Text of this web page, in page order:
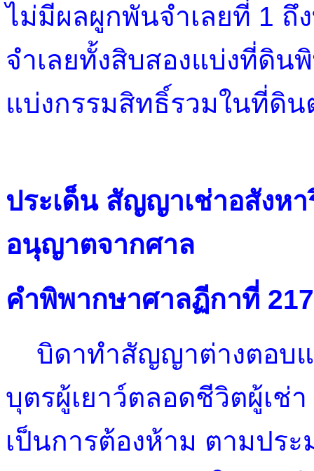
ไม่มีผลผูกพันจำเลยที่ 1 ถึ
จำเลยทั้งสิบสองแบ่งที่ดิน
แบ่งกรรมสิทธิ์รวมในที่ดิ
ประเด็น สัญญาเช่าอสังห
อนุญาตจากศาล
คำพิพากษาศาลฏีกาที่
บิดาทำสัญญาต่างตอบแ
บุตรผู้เยาว์ตลอดชีวิตผู้เช่
เป็นการต้องห้าม ตามปร